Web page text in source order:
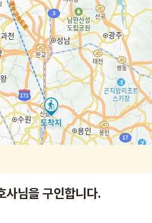
사님을 구인합니다.